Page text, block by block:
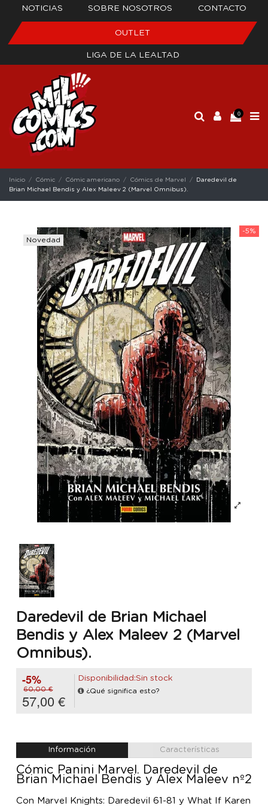
NOTICIAS SOBRE NOSOTROS CONTACTO
OUTLET
LIGA DE LA LEALTAD
0
Inicio Cómic Cómic americano Cómics de Marvel
Daredevil de
Brian Michael Bendis y Alex Maleev 2 (Marvel Omnibus).
-5%
Novedad
Daredevil de Brian Michael
Bendis y Alex Maleev 2 (Marvel
Omnibus).
-5%
60,00 €
57,00 €
Disponibilidad:Sin stock
¿Qué significa esto?
Información Características
Cómic Panini Marvel. Daredevil de
Brian Michael Bendis y Alex Maleev nº2
Con Marvel Knights: Daredevil 61-81 y What If Karen